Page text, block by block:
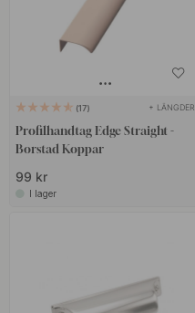
17 + LÄNGDER
Profilhandtag Edge Straight -
Borstad Koppar
99 kr
I lager